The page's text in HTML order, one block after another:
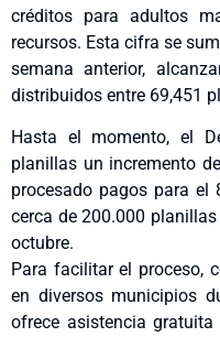
créditos para adultos
recursos. Esta cifra se
semana anterior,
distribuidos entre 69,451
Hasta el momento, el
planillas un incremento
procesado pagos para el
cerca de 200.000
octubre.
Para facilitar el proceso,
en diversos municipios
ofrece asistencia